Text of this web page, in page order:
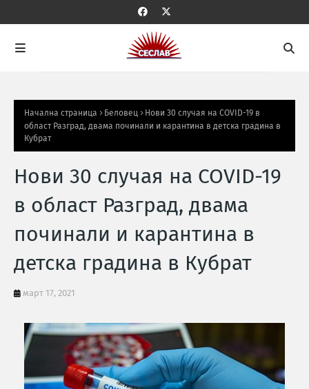
Начална страница Беловец
Нови 30 случая на COVID-19 в
област Разград, двама починали и карантина в детска градина в
Кубрат
Нови 30 случая на COVID-19
в област Разград, двама
починали и карантина в
детска градина в Кубрат
март 17, 2021